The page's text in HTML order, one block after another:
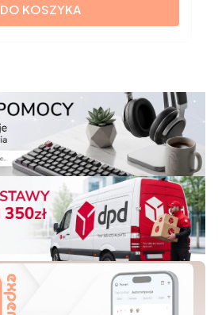
DO KOSZYKA